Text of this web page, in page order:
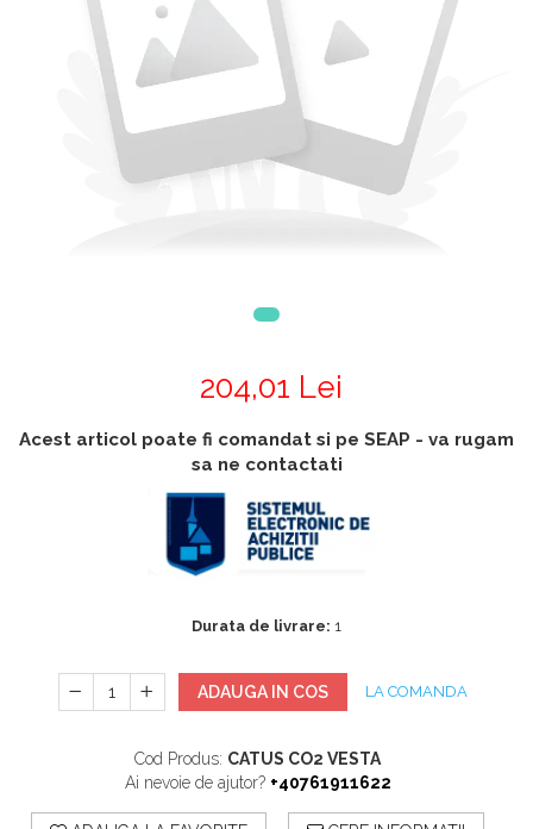
Aparate de respirat autonome
Accesorii generatoare
Camere Termice
Accesorii pentru camere de
Accesorii De Trecere A Apei Si
Diverse Dispozitive De
Pulberi De Stingere
Sisteme De Avertizare
Accesorii stingatoare, paturi si accesorii
204,01 Lei
Acest articol poate fi comandat si pe SEAP - va rugam
sa ne contactati
Durata de livrare: 1
ADAUGA IN COS LA COMANDA
Cod Produs: CATUS CO2 VESTA
Ai nevoie de ajutor? +40761911622